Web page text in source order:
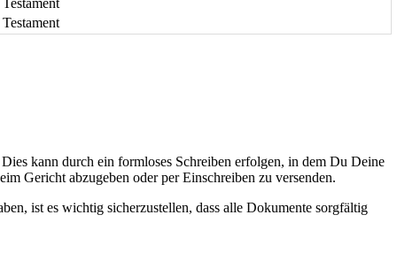
kann durch ein formloses Schreiben erfolgen, in dem Du Deine
Gericht abzugeben oder per Einschreiben zu versenden.
ist es wichtig sicherzustellen, dass alle Dokumente sorgfältig